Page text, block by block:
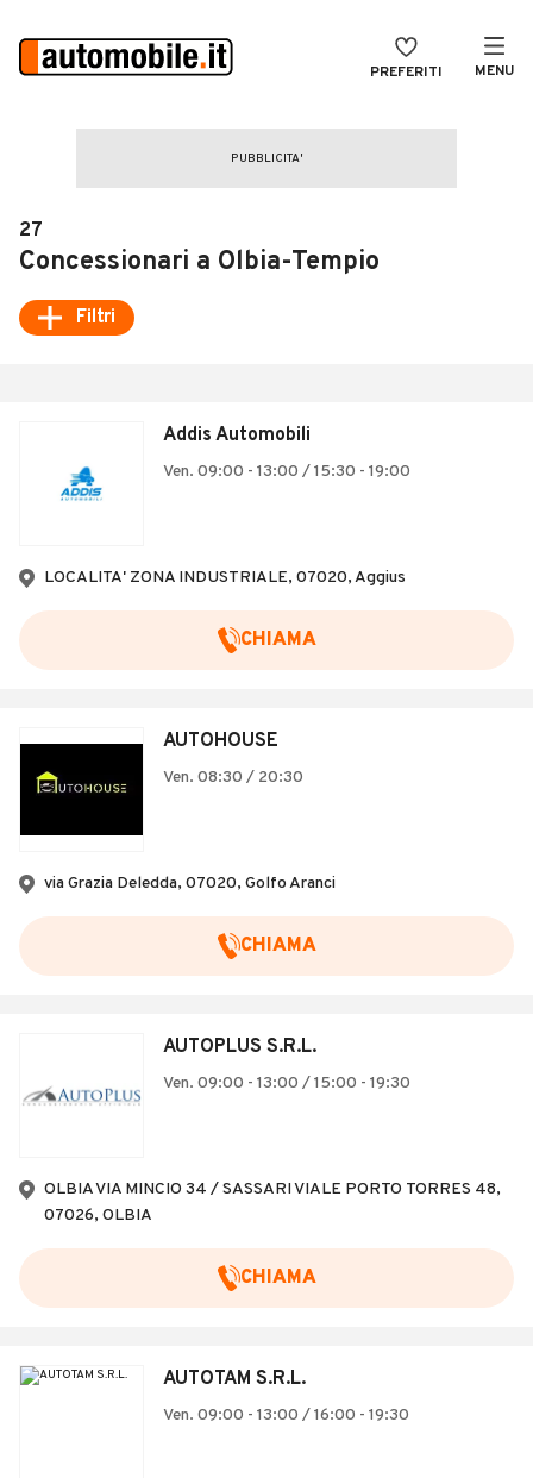
PREFERITI MENU
Auto Km 0
Auto Nuove
Camper
ACCEDI
27
Concessionari a Olbia-Tempio
Filtri
Addis Automobili
Ven. 09:00 - 13:00 / 15:30 - 19:00
LOCALITA' ZONA INDUSTRIALE, 07020, Aggius
CHIAMA
AUTOHOUSE
Ven. 08:30 / 20:30
via Grazia Deledda, 07020, Golfo Aranci
CHIAMA
AUTOPLUS S.R.L.
Ven. 09:00 - 13:00 / 15:00 - 19:30
OLBIA VIA MINCIO 34 / SASSARI VIALE PORTO TORRES 48,
07026, OLBIA
CHIAMA
AUTOTAM S.R.L.
Ven. 09:00 - 13:00 / 16:00 - 19:30